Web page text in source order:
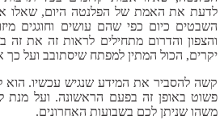
לדעת את האמת של הפלנטה היום, שאלו
השבטים כיום כפי שהם עושים וחוגגים
והצפון והדרום מתחילים לראות זה את זה
יקרים, הכול המתין למפתח שיסתובב ועל כך
קשה להסביר את המידע שנגיש עכשיו.
פשוט באופן זה בפעם הראשונה. ועל מנת
משהו שניתן לכם בשבועות האחרונים.